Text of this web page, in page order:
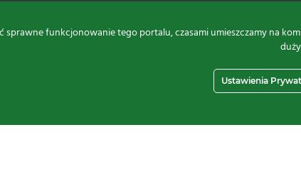
sprawne funkcjonowanie tego portalu, czasami umieszczamy na
Ustawienia